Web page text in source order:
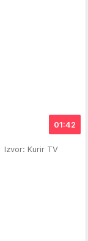
01:42
Izvor: Kurir TV